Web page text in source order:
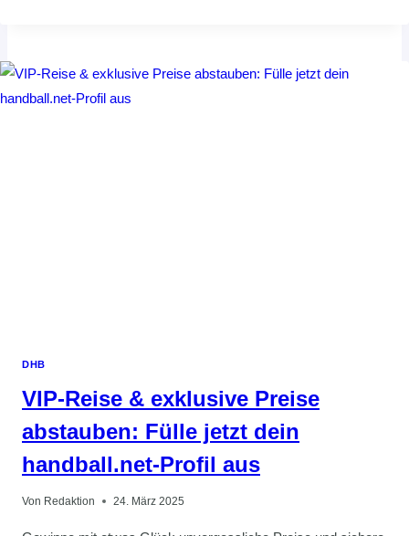
DHB
VIP-Reise & exklusive Preise
abstauben: Fülle jetzt dein
handball.net-Profil aus
Von Redaktion 24. März 2025